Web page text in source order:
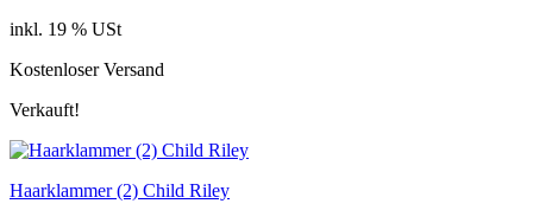
inkl. 19 % USt
Kostenloser Versand
Verkauft!
Haarklammer (2) Child Riley